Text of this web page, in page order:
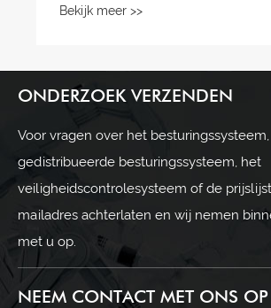
Bekijk meer >>
ONDERZOEK VERZENDEN
Voor vragen over het
gedistribueerde besturingssysteem, het
veiligheidscontrolesysteem of de
mailadres achterlaten en wij nemen
met u op.
NEEM CONTACT MET ONS OP